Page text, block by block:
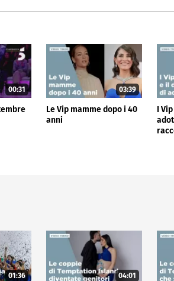
00:31 03:39
Le Vip mamme dopo i 40
anni
I
01:36 04:01